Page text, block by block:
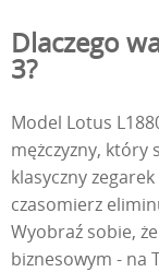
Dlaczego
3?
Model Lotus
mężczyzny, który
klasyczny
czasomierz
Wyobraź sobie,
biznesowym - na